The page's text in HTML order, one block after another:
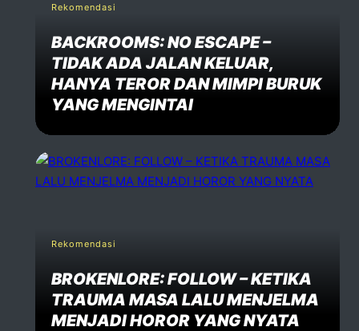
Rekomendasi
BACKROOMS: NO ESCAPE –
TIDAK ADA JALAN KELUAR,
HANYA TEROR DAN MIMPI BURUK
YANG MENGINTAI
Rekomendasi
BROKENLORE: FOLLOW – KETIKA
TRAUMA MASA LALU MENJELMA
MENJADI HOROR YANG NYATA